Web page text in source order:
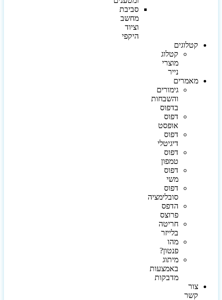
סביבת
מחשב
וציוד
היקפי
קטלוגים
קטלוג
מוצרי
נייר
מאמרים
גימורים
והשבחות
בדפוס
דפוס
אופסט
דפוס
דיגיטלי
דפוס
טמפון
דפוס
משי
דפוס
סובלימציה
הדפס
פרוצס
חריטה
בלייזר
מהו
פנטון?
מיתוג
באמצעות
מדבקות
צור
קשר